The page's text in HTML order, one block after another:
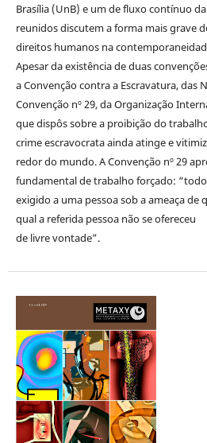
Brasília (UnB) e um de fluxo contínuo
reunidos discutem a forma mais grave
direitos humanos na
Apesar da existência de duas
a Convenção contra a Escravatura, das
Convenção nº 29, da Organização
que dispôs sobre a proibição do
crime escravocrata ainda atinge e
redor do mundo. A Convenção nº 29
fundamental de trabalho forçado:
exigido a uma pessoa sob a ameaça de
qual a referida pessoa não se ofereceu
de livre vontade”.